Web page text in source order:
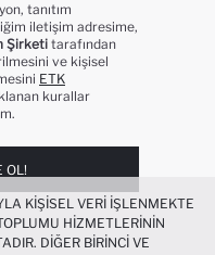
tanıtım
iletişim adresime,
Şirketi tarafından
ve kişisel
ETK
kurallar
OL!
KIŞISEL VERI IŞLENMEKTE
HIZMETLERININ
DIĞER BIRINCI VE